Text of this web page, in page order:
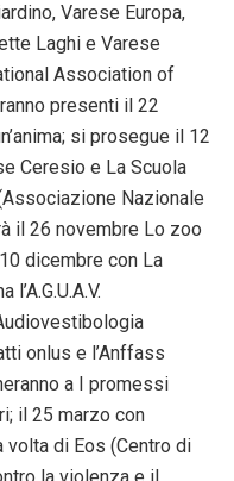
Varese Europa,
Laghi e Varese
Association of
presenti il 22
si prosegue il 12
Ceresio e La Scuola
Nazionale
il 26 novembre Lo zoo
dicembre con La
onlus e l’Anffass
a I promessi
il 25 marzo con
volta di Eos (Centro di